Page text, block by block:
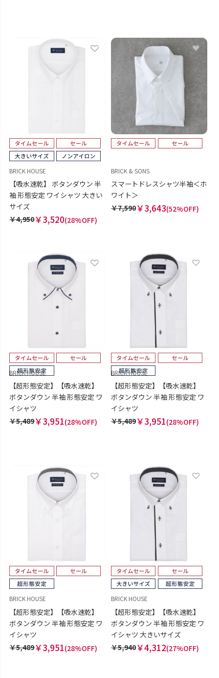
BRICK HOUSE
【吸水速乾】 ボタンダウン 半
袖 形態安定 ワイシャツ 大きい
サイズ
￥4,950￥3,520(28%OFF)
BRICK & SONS
スマートドレスシャツ半袖＜ホ
ワイト＞
￥7,590￥3,643(52%OFF)
BRICK HOUSE
【超形態安定】【吸水速乾】
ボタンダウン 半袖 形態安定 ワ
イシャツ
￥5,489￥3,951(28%OFF)
BRICK HOUSE
【超形態安定】【吸水速乾】
ボタンダウン 半袖 形態安定 ワ
イシャツ
￥5,489￥3,951(28%OFF)
BRICK HOUSE
【超形態安定】【吸水速乾】
ボタンダウン 半袖 形態安定 ワ
イシャツ
￥5,489￥3,951(28%OFF)
BRICK HOUSE
【超形態安定】【吸水速乾】
ボタンダウン 半袖 形態安定 ワ
イシャツ 大きいサイズ
￥5,940￥4,312(27%OFF)